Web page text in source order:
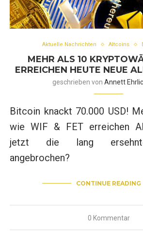
Aktuelle Nachrichten Altcoins
MEHR ALS 10
ERREICHEN HEUTE NEUE
geschrieben von Annett
Bitcoin knackt 70.000 USD!
wie WIF & FET erreichen
jetzt die lang
angebrochen?
CONTINUE READING
0 Kommentar